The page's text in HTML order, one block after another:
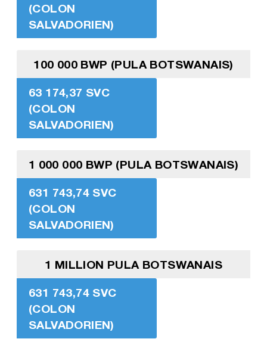
(COLON
SALVADORIEN)
100 000 BWP (PULA BOTSWANAIS)
63 174,37 SVC
(COLON
SALVADORIEN)
1 000 000 BWP (PULA BOTSWANAIS)
631 743,74 SVC
(COLON
SALVADORIEN)
1 MILLION PULA BOTSWANAIS
631 743,74 SVC
(COLON
SALVADORIEN)